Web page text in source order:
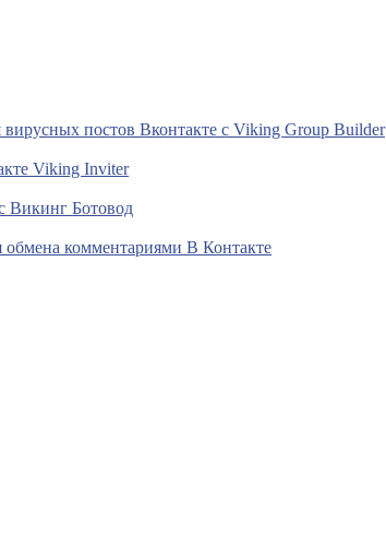
постов Вконтакте с Viking Group Builder
Viking Inviter
Викинг Ботовод
комментариями В Контакте